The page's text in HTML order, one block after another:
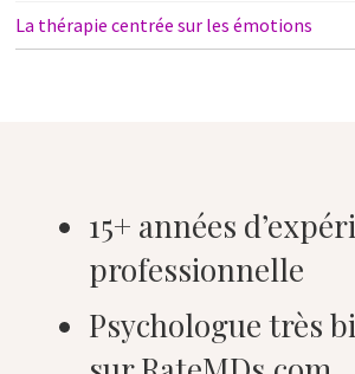
La thérapie centrée sur les émotions
15+ années
professionnelle
Psychologue très